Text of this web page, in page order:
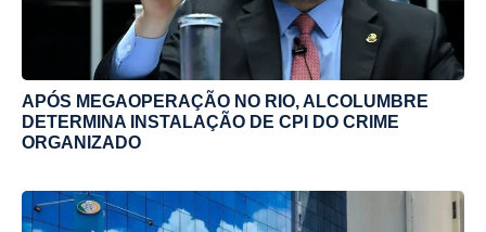
APÓS MEGAOPERAÇÃO NO RIO, ALCOLUMBRE
DETERMINA INSTALAÇÃO DE CPI DO CRIME
ORGANIZADO